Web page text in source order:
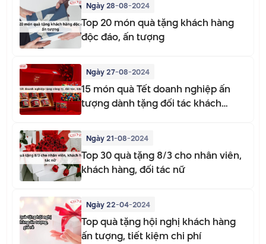
Ngày 28-08-2024
Top 20 món quà tặng khách hàng
độc đáo, ấn tượng
Ngày 27-08-2024
15 món quà Tết doanh nghiệp ấn
tượng dành tặng đối tác khách
Ngày 21-08-2024
Top 30 quà tặng 8/3 cho nhân viên,
khách hàng, đối tác nữ
Ngày 22-04-2024
Top quà tặng hội nghị khách hàng
ấn tượng, tiết kiệm chi phí